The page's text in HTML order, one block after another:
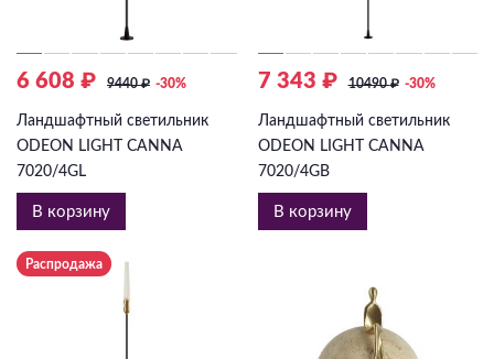
6 608 ₽ 9440₽ -30%
Ландшафтный светильник
ODEON LIGHT CANNA
7020/4GL
В корзину
7 343 ₽ 10490₽ -30%
Ландшафтный светильник
ODEON LIGHT CANNA
7020/4GB
В корзину
Распродажа